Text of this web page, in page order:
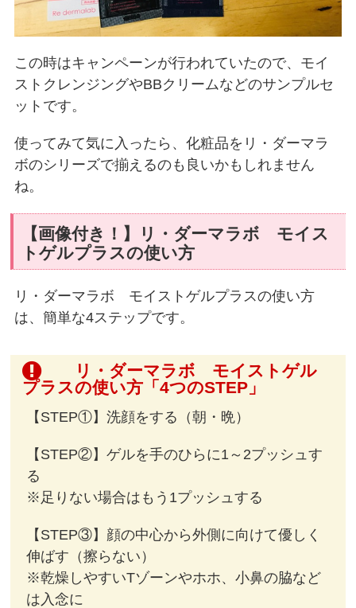
この時はキャンペーンが行われていたので、モイ
ストクレンジングやBBクリームなどのサンプルセ
ットです。
使ってみて気に入ったら、化粧品をリ・ダーマラ
ボのシリーズで揃えるのも良いかもしれません
ね。
【画像付き！】リ・ダーマラボ モイス
トゲルプラスの使い方
リ・ダーマラボ モイストゲルプラスの使い方
は、簡単な4ステップです。
リ・ダーマラボ モイストゲル
プラスの使い方「4つのSTEP」
【STEP①】洗顔をする（朝・晩）
【STEP②】ゲルを手のひらに1～2プッシュす
る
※足りない場合はもう1プッシュする
【STEP③】顔の中心から外側に向けて優しく
伸ばす（擦らない）
※乾燥しやすいTゾーンやホホ、小鼻の脇など
は入念に